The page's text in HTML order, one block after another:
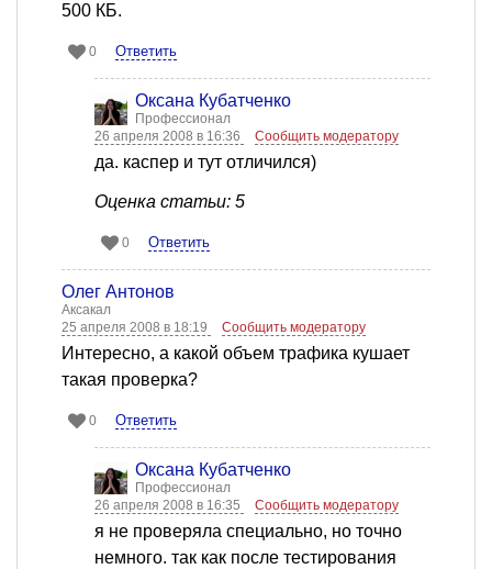
500 КБ.
0 Ответить
Оксана Кубатченко
Профессионал
26 апреля 2008 в 16:36
Сообщить модератору
да. каспер и тут отличился)
Оценка статьи: 5
0 Ответить
Олег Антонов
Аксакал
25 апреля 2008 в 18:19
Сообщить модератору
Интересно, а какой объем трафика кушает
такая проверка?
0 Ответить
Оксана Кубатченко
Профессионал
26 апреля 2008 в 16:35
Сообщить модератору
я не проверяла специально, но точно
немного. так как после тестирования